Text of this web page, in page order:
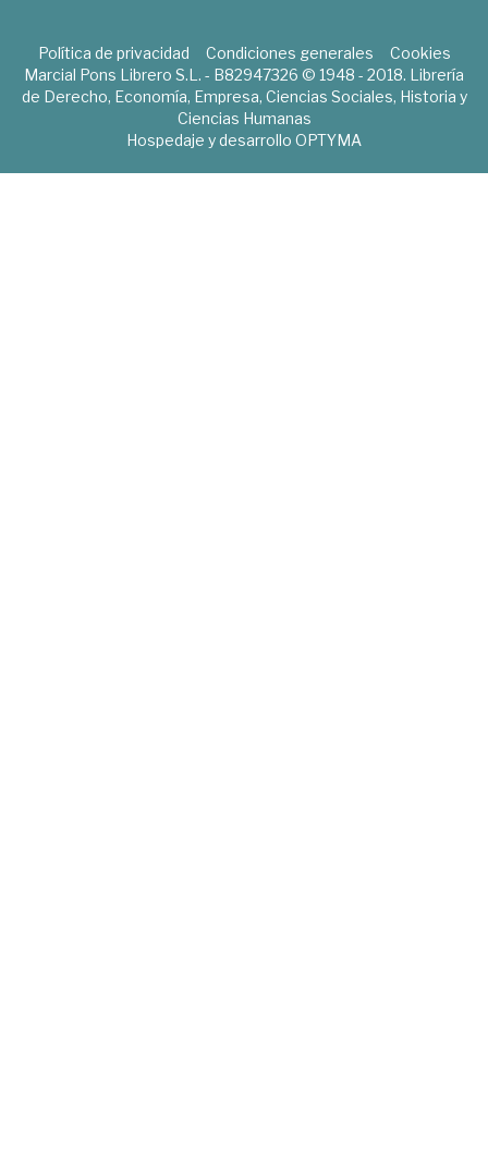
Política de privacidad Condiciones generales
Cookies
Marcial Pons Librero S.L. - B82947326 © 1948 - 2018. Librería
de Derecho, Economía, Empresa, Ciencias Sociales, Historia y
Ciencias Humanas
Hospedaje y desarrollo OPTYMA